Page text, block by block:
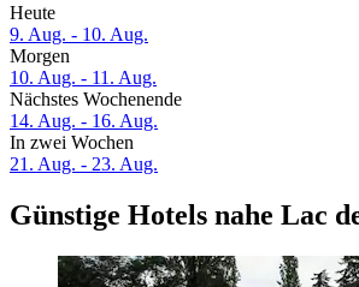
Heute
9. Aug. - 10. Aug.
Morgen
10. Aug. - 11. Aug.
Nächstes Wochenende
14. Aug. - 16. Aug.
In zwei Wochen
21. Aug. - 23. Aug.
Günstige Hotels nahe Lac